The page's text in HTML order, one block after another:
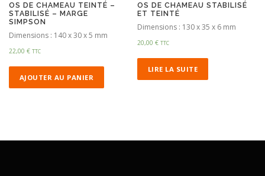
OS DE CHAMEAU TEINTÉ –
STABILISÉ – MARGE
SIMPSON
Dimensions : 140 x 30 x 5 mm
22,00 € TTC
AJOUTER AU PANIER
OS DE CHAMEAU STABILISÉ
ET TEINTÉ
Dimensions : 130 x 35 x 6 mm
20,00€ TTC
LIRE LA SUITE